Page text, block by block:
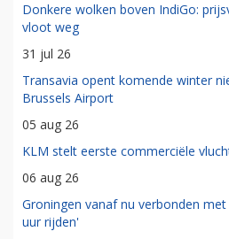
Donkere wolken boven IndiGo:
vloot weg
31 jul 26
Transavia opent komende winter
Brussels Airport
05 aug 26
KLM stelt eerste commerciële
06 aug 26
Groningen vanaf nu verbonden
uur rijden'